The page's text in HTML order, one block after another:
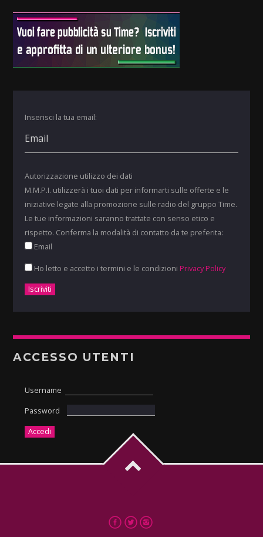
Inserisci la tua email:
Autorizzazione utilizzo dei dati
M.M.P.I. utilizzerà i tuoi dati per informarti sulle offerte e le
iniziative legate alla promozione sulle radio del gruppo Time.
Le tue informazioni saranno trattate con senso etico e
rispetto. Conferma la modalità di contatto da te preferita:
Email
Ho letto e accetto i termini e le condizioni Privacy Policy
ACCESSO UTENTI
Username
Password